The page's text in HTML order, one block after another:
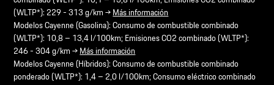
(WLTP*): 229 - 313 g/km →Más información
Modelos Cayenne (Gasolina): Consumo de combustible combinado
(WLTP*): 10,8 – 13,4 l/100km; Emisiones CO2 combinado (WLTP*):
246 - 304 g/km →Más información
Modelos Cayenne (Híbridos): Consumo de combustible combinado
ponderado (WLTP*): 1,4 – 2,0 l/100km; Consumo eléctrico combinado